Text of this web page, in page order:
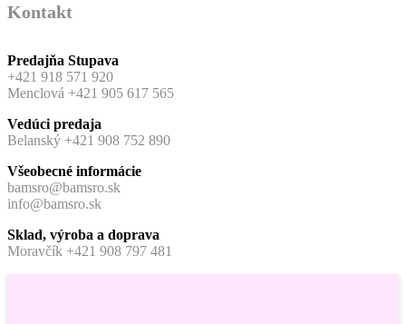
Kontakt
Predajňa Stupava
+421 918 571 920
Menclová +421 905 617 565
Vedúci predaja
Belanský +421 908 752 890
Všeobecné informácie
bamsro@bamsro.sk
info@bamsro.sk
Sklad, výroba a doprava
Moravčík +421 908 797 481